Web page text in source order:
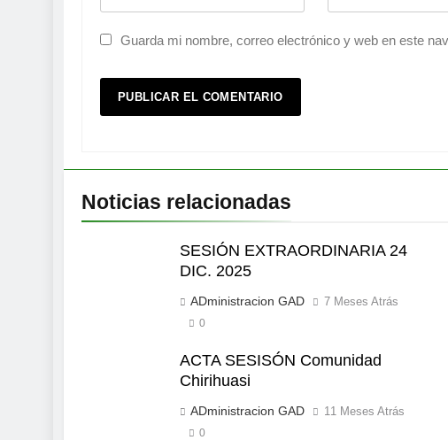
Guarda mi nombre, correo electrónico y web en este
Noticias relacionadas
SESIÓN EXTRAORDINARIA 24
DIC. 2025
ADministracion GAD 7 Meses Atrás
0
ACTA SESISÓN Comunidad
Chirihuasi
ADministracion GAD 11 Meses Atrás
0